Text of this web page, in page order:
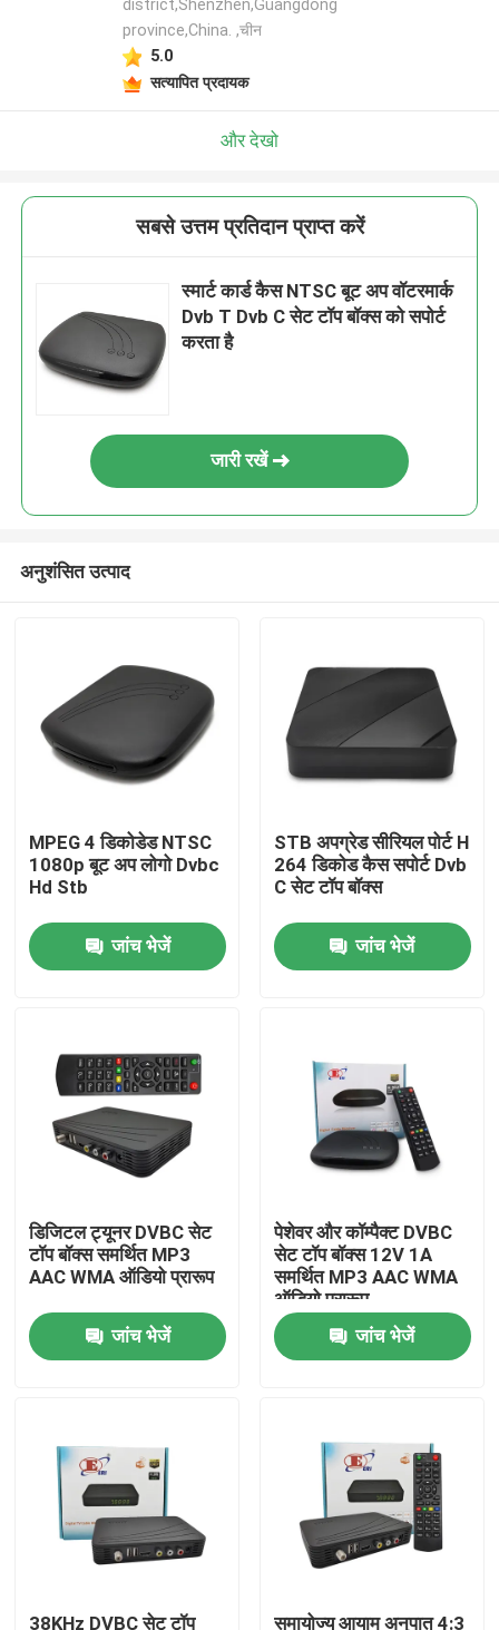
उत्पाद
वीआर दिखाएँ
फैक्टरी यात्रा
गुणवत्ता नियंत्रण
एक बोली का अनुरोध
टीवी सेट टॉप बॉक्स
डीवीबीसी सेट टॉप बॉक्स
district,Shenzhen,Guangdong
province,China. ,चीन
5.0
सत्यापित प्रदायक
और देखो
सबसे उत्तम प्रतिदान प्राप्त करें
स्मार्ट कार्ड कैस NTSC बूट अप वॉटरमार्क
Dvb T Dvb C सेट टॉप बॉक्स को सपोर्ट
करता है
जारी रखें
अनुशंसित उत्पाद
MPEG 4 डिकोडेड NTSC
1080p बूट अप लोगो Dvbc
Hd Stb
जांच भेजें
STB अपग्रेड सीरियल पोर्ट H
264 डिकोड कैस सपोर्ट Dvb
C सेट टॉप बॉक्स
जांच भेजें
डिजिटल ट्यूनर DVBC सेट
टॉप बॉक्स समर्थित MP3
AAC WMA ऑडियो प्रारूप
जांच भेजें
पेशेवर और कॉम्पैक्ट DVBC
सेट टॉप बॉक्स 12V 1A
समर्थित MP3 AAC WMA
ऑडियो प्रारूप
जांच भेजें
38KHz DVBC सेट टॉप समायोज्य आयाम अनुपात 4:3